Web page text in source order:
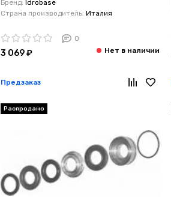
Бренд: Idrobase
Страна производитель: Италия
0
3 069 ₽
Предзаказ
Распродано